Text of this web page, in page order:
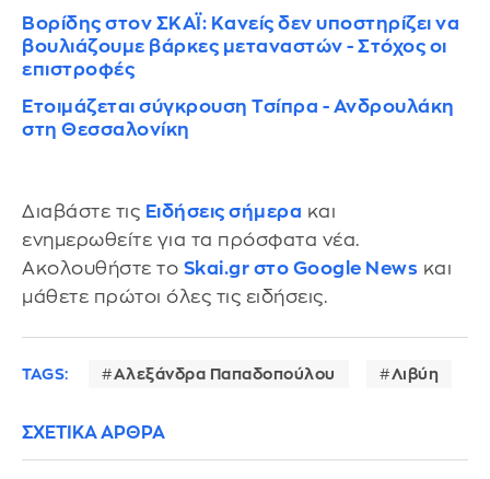
Βορίδης στον ΣΚΑΪ: Κανείς δεν υποστηρίζει να
βουλιάζουμε βάρκες μεταναστών - Στόχος οι
επιστροφές
Ετοιμάζεται σύγκρουση Τσίπρα - Ανδρουλάκη
στη Θεσσαλονίκη
Διαβάστε τις Ειδήσεις σήμερα και
ενημερωθείτε για τα πρόσφατα νέα.
Ακολουθήστε το Skai.gr στο Google News και
μάθετε πρώτοι όλες τις ειδήσεις.
TAGS: Αλεξάνδρα Παπαδοπούλου Λιβύη
ΣΧΕΤΙΚΑ ΑΡΘΡΑ